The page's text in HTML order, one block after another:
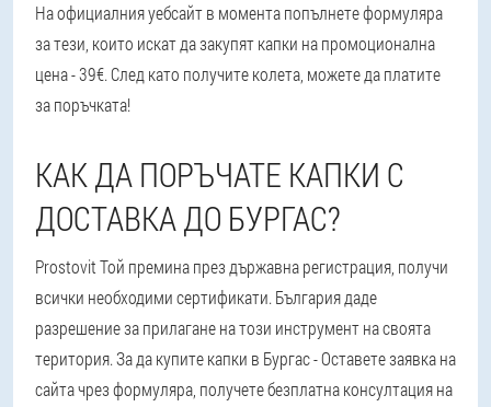
На официалния уебсайт в момента попълнете формуляра
за тези, които искат да закупят капки на промоционална
цена - 39€. След като получите колета, можете да платите
за поръчката!
КАК ДА ПОРЪЧАТЕ КАПКИ С
ДОСТАВКА ДО БУРГАС?
Prostovit Той премина през държавна регистрация, получи
всички необходими сертификати. България даде
разрешение за прилагане на този инструмент на своята
територия. За да купите капки в Бургас - Оставете заявка на
сайта чрез формуляра, получете безплатна консултация на